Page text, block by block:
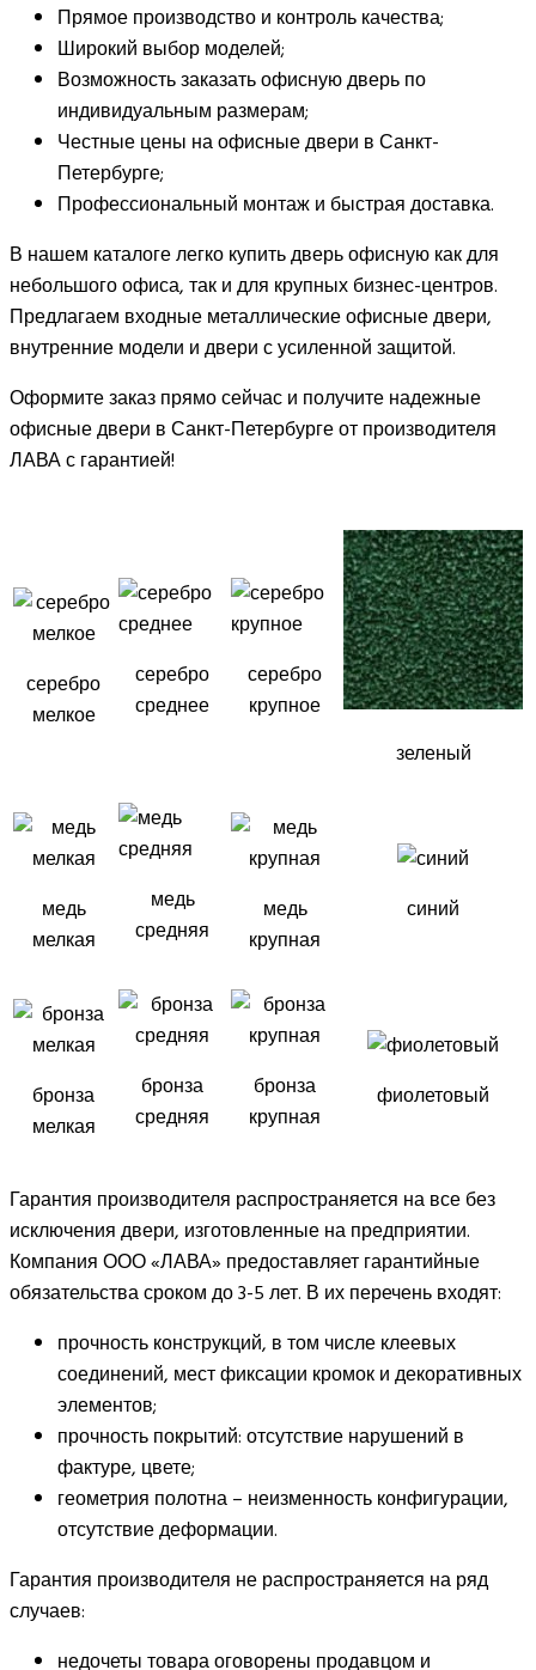
Прямое производство и контроль качества;
Широкий выбор моделей;
Возможность заказать офисную дверь по
индивидуальным размерам;
Честные цены на офисные двери в Санкт-
Петербурге;
Профессиональный монтаж и быстрая доставка.
В нашем каталоге легко купить дверь офисную как для
небольшого офиса, так и для крупных бизнес-центров.
Предлагаем входные металлические офисные двери,
внутренние модели и двери с усиленной защитой.
Оформите заказ прямо сейчас и получите надежные
офисные двери в Санкт-Петербурге от производителя
ЛАВА с гарантией!
серебро
мелкое
серебро
среднее
серебро
крупное
зеленый
медь
мелкая
медь
средняя
медь
крупная
синий
бронза
мелкая
бронза
средняя
бронза
крупная
фиолетовый
Гарантия производителя распространяется на все без
исключения двери, изготовленные на предприятии.
Компания ООО «ЛАВА» предоставляет гарантийные
обязательства сроком до 3-5 лет. В их перечень входят:
прочность конструкций, в том числе клеевых
соединений, мест фиксации кромок и декоративных
элементов;
прочность покрытий: отсутствие нарушений в
фактуре, цвете;
геометрия полотна – неизменность конфигурации,
отсутствие деформации.
Гарантия производителя не распространяется на ряд
случаев:
недочеты товара оговорены продавцом и